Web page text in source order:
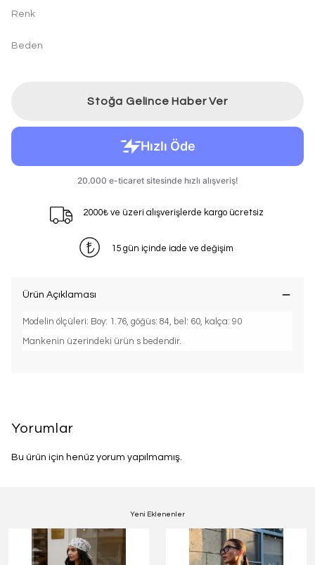
Renk
Beden
Stoğa Gelince Haber Ver
2000₺ ve üzeri alışverişlerde kargo ücretsiz
15 gün içinde iade ve değişim
Ürün Açıklaması
Modelin ölçüleri: Boy: 1.76, göğüs: 84, bel: 60, kalça: 90
Mankenin üzerindeki ürün s bedendir.
Yorumlar
Bu ürün için henüz yorum yapılmamış.
Yeni Eklenenler